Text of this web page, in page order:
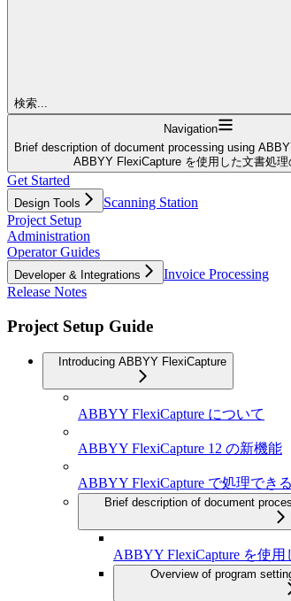
検索...
Navigation
Brief description of document processing using
ABBYY FlexiCapture を使用した文書処理
Get Started
Design Tools
Scanning Station
Project Setup
Administration
Operator Guides
Developer & Integrations
Invoice Processing
Release Notes
Project Setup Guide
Introducing ABBYY FlexiCapture
ABBYY FlexiCapture について
ABBYY FlexiCapture 12 の新機能
ABBYY FlexiCapture で処理でき
Brief description of document
ABBYY FlexiCapture を使
Overview of program